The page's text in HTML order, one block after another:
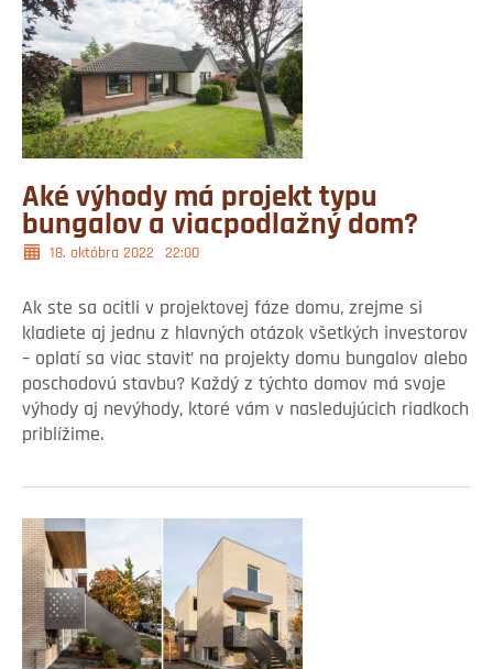
Aké výhody má projekt typu
bungalov a viacpodlažný dom?
18. októbra 2022 22:00
Ak ste sa ocitli v projektovej fáze domu, zrejme si
kladiete aj jednu z hlavných otázok všetkých investorov
– oplatí sa viac staviť na projekty domu bungalov alebo
poschodovú stavbu? Každý z týchto domov má svoje
výhody aj nevýhody, ktoré vám v nasledujúcich riadkoch
priblížime.